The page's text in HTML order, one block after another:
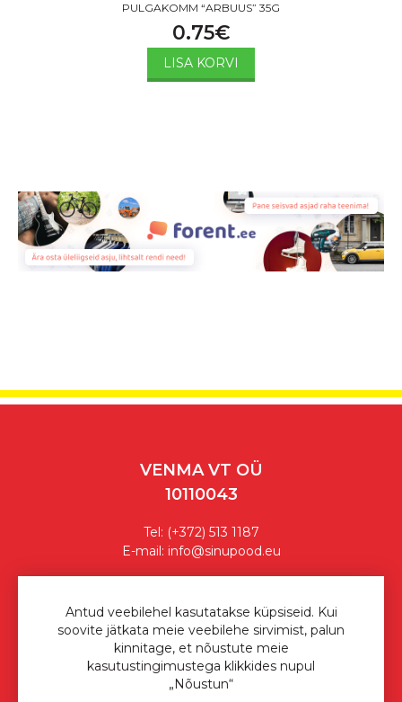
PULGAKOMM “ARBUUS” 35G
0.75€
LISA KORVI
VENMA VT OÜ
10110043
Tel: (+372) 513 1187
E-mail: info@sinupood.eu
Ostutingimused
Privaatsuspoliitika
Sinu Pood © 2026
Antud veebilehel kasutatakse küpsiseid. Kui
soovite jätkata meie veebilehe sirvimist, palun
kinnitage, et nõustute meie
kasutustingimustega klikkides nupul
„Nõustun“